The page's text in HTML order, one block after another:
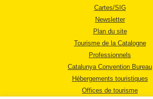
Cartes/SIG
Newsletter
Plan du site
Tourisme de la Catalogne
Professionnels
Catalunya Convention Bureau
Hébergements touristiques
Offices de tourisme